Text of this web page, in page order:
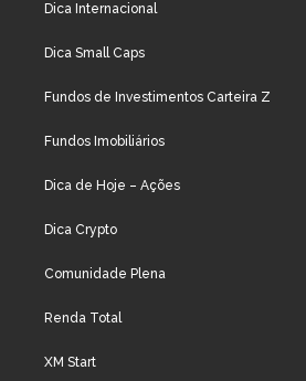
Dica Internacional
Dica Small Caps
Fundos de Investimentos Carteira Z
Fundos Imobiliários
Dica de Hoje – Ações
Dica Crypto
Comunidade Plena
Renda Total
XM Start